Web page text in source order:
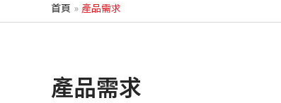
首頁 產品需求
產品需求